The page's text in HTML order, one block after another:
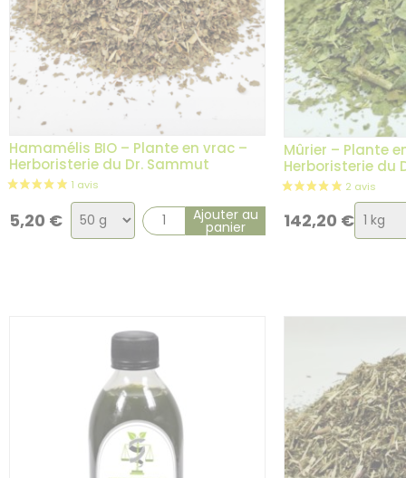
1 avis
Hamamélis BIO – Plante en vrac –
Herboristerie du Dr. Sammut
5,20 €
Choix
de
Ajouter au
panier
Mûrier – Plante
Herboristerie du
142,20 €Choix
de